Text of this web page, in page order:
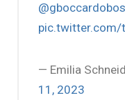
pic.twitter.com/
— Emilia
11, 2023